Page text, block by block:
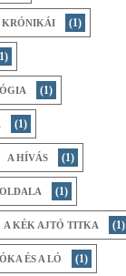
KRÓNIKÁI (1)
(1)
(1)
A HÍVÁS (1)
(1)
A KÉK AJTÓ TITKA (1)
ÉS A LÓ (1)